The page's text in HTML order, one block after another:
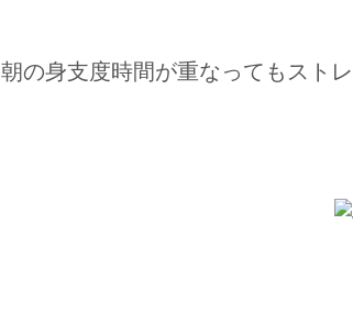
朝の身支度時間が重なってもスト